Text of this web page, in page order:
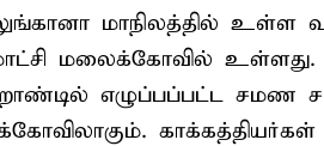
மாநிலத்தில் உள்ள
மலைக்கோவில் உள்ளது.
எழுப்பப்பட்ட சமண